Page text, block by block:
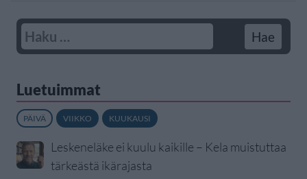
Luetuimmat
PÄIVÄ VIIKKO KUUKAUSI
Leskeneläke ei kuulu kaikille – Kela muistuttaa
tärkeästä ikärajasta